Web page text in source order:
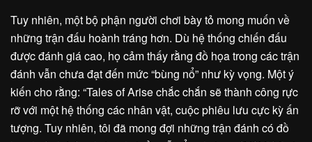
Tuy nhiên, một bộ phận người chơi bày tỏ mong muốn về
những trận đấu hoành tráng hơn. Dù hệ thống chiến đấu
được đánh giá cao, họ cảm thấy rằng đồ họa trong các trận
đánh vẫn chưa đạt đến mức “bùng nổ” như kỳ vọng. Một ý
kiến cho rằng: “Tales of Arise chắc chắn sẽ thành công rực
rỡ với một hệ thống các nhân vật, cuộc phiêu lưu cực kỳ ấn
tượng. Tuy nhiên, tôi đã mong đợi những trận đánh có đồ